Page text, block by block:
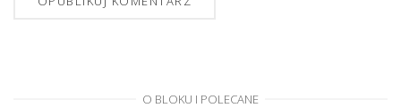
O BLOKU I POLECANE